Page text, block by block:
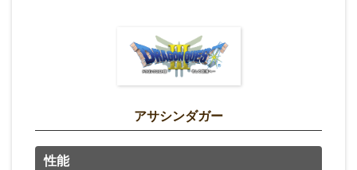
アサシンダガー
性能